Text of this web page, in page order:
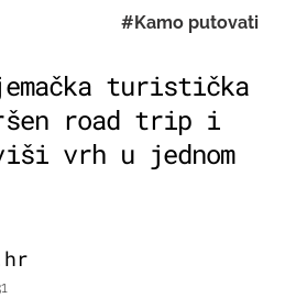
#Kamo putovati
turistička
road trip i
vrh u jednom